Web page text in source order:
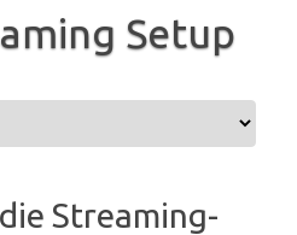
Setup
Streaming-